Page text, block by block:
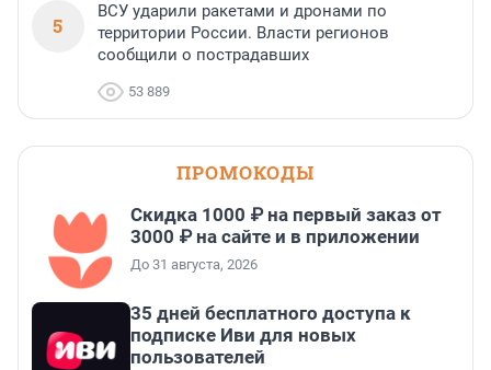
5
ВСУ ударили ракетами и дронами по
территории России. Власти регионов
сообщили о пострадавших
53 889
ПРОМОКОДЫ
Скидка 1000 ₽ на первый заказ от
3000 ₽ на сайте и в приложении
До 31 августа, 2026
35 дней бесплатного доступа к
подписке Иви для новых
пользователей